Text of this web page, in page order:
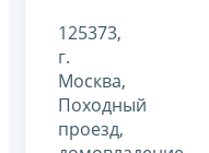
125373,
г.
Москва,
Походный
проезд,